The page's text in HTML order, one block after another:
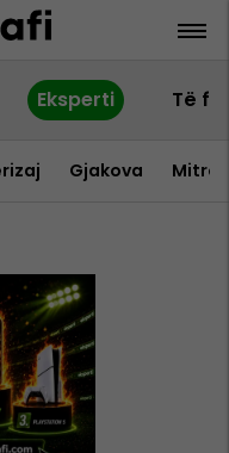
Eksperti Të
Gjakova